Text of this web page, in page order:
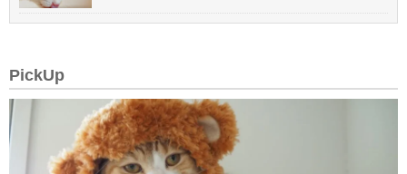
PickUp